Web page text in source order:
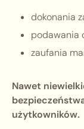
dokonania
podawania
zaufania
Nawet
użytkowników.